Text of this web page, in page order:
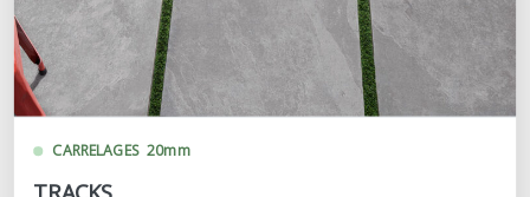
CARRELAGES 20mm